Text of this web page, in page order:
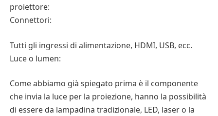
proiettore:
Connettori:
Tutti gli ingressi di alimentazione, HDMI, USB, ecc.
Luce o lumen:
Come abbiamo già spiegato prima è il componente
che invia la luce per la proiezione, hanno la possibilità
di essere da lampadina tradizionale, LED, laser o la